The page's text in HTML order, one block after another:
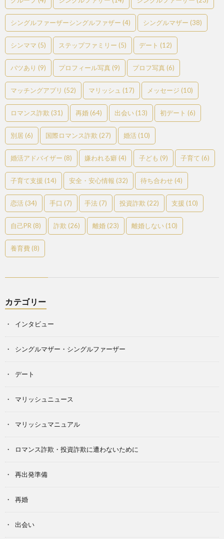
シングルファーザーシングルファザー (4) シングルマザー (38)
シンママ (5) ステップファミリー (5) デート (12)
バツあり (9) プロフィール写真 (9) プロフ写真 (6)
マッチングアプリ (52) マリッシュ (17) メッセージ (10)
ロマンス詐欺 (31) 再婚 (64) 出会い (13) 初デート (6)
別居 (6) 国際ロマンス詐欺 (27) 婚活 (10)
婚活アドバイザー (8) 嫌われる癖 (4) 子ども (9) 子育て (6)
子育て支援 (14) 安全・安心情報 (32) 待ち合わせ (4)
恋活 (34) 手口 (7) 手法 (7) 投資詐欺 (22) 支援 (10)
自己PR (8) 詐欺 (26) 離婚 (23) 離婚しない (10)
養育費 (8)
カテゴリー
インタビュー
シングルマザー・シングルファーザー
デート
マリッシュニュース
マリッシュマニュアル
ロマンス詐欺・投資詐欺に遭わないために
再出発準備
再婚
出会い